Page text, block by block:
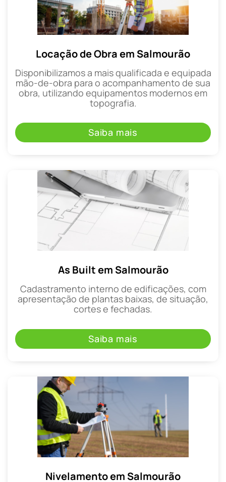
Locação de Obra em Salmourão
Disponibilizamos a mais qualificada e equipada
mão-de-obra para o acompanhamento de sua
obra, utilizando equipamentos modernos em
topografia.
Saiba mais
As Built em Salmourão
Cadastramento interno de edificações, com
apresentação de plantas baixas, de situação,
cortes e fechadas.
Saiba mais
Nivelamento em Salmourão